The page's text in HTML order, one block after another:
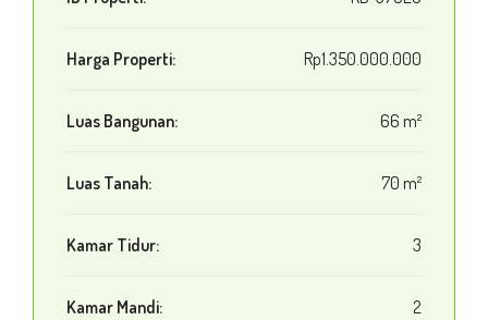
Harga Properti: Rp1.350.000.000
Luas Bangunan: 66 m²
Luas Tanah: 70 m²
Kamar Tidur: 3
Kamar Mandi: 2